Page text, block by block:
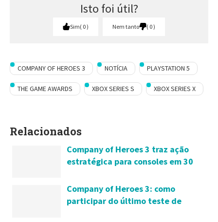
Isto foi útil?
Sim 0 Nem tanto 0
COMPANY OF HEROES 3 NOTÍCIA PLAYSTATION 5
THE GAME AWARDS XBOX SERIES S XBOX SERIES X
Relacionados
Company of Heroes 3 traz ação
estratégica para consoles em 30
Company of Heroes 3: como
participar do último teste de